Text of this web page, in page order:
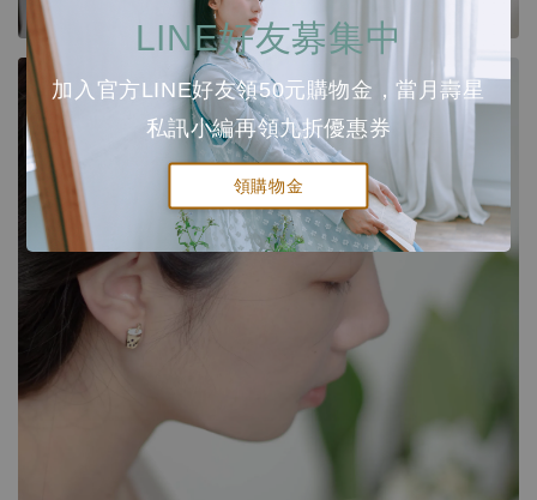
LINE好友募集中
加入官方LINE好友領50元購物金，當月壽星
私訊小編再領九折優惠券
領購物金